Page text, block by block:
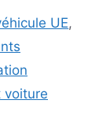
UE,
voiture